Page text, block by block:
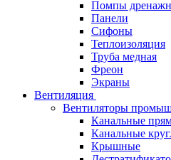
Помпы
Панели
Сифоны
Теплоизоляция
Труба медная
Фреон
Экраны
Вентиляция
Вентиляторы
Канальные
Канальные
Крышные